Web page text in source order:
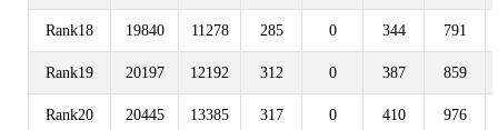
Rank18 19840 11278 285 0 344 791
Rank19 20197 12192 312 0 387 859
Rank20 20445 13385 317 0 410 976